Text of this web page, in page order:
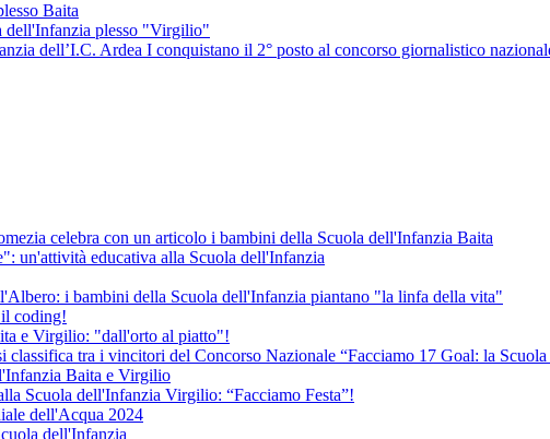
Baita
dell'Infanzia plesso "Virgilio"
dell’I.C. Ardea I conquistano il 2° posto al concorso giornalistico
celebra con un articolo i bambini della Scuola dell'Infanzia Baita
un'attività educativa alla Scuola dell'Infanzia
i bambini della Scuola dell'Infanzia piantano "la linfa della vita"
coding!
e Virgilio: "dall'orto al piatto"!
classifica tra i vincitori del Concorso Nazionale “Facciamo 17 Goal: la
Baita e Virgilio
Scuola dell'Infanzia Virgilio: “Facciamo Festa”!
dell'Acqua 2024
dell'Infanzia